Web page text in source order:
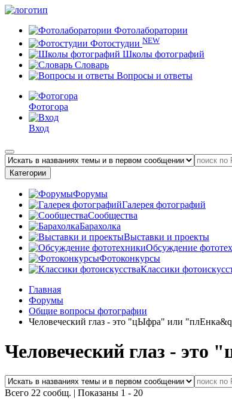
Фотолаборатории
Фотостудии NEW
Школы фотографий
Словарь
Вопросы и ответы
Фотогора
Вход
Категории
Форумы
Галерея фотографий
Сообщества
Барахолка
Выставки и проекты
Обсуждение
Фотоконкурсы
Классики
Главная
Форумы
Общие вопросы фотографии
Человеческий глаз - это "цЫфра" или "плЕнка&q
Человеческий глаз -
Всего 22 сообщ. | Показаны 1 - 20